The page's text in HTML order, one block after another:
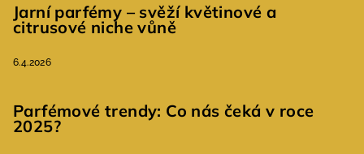
Jarní parfémy – svěží květinové a
citrusové niche vůně
6.4.2026
Parfémové trendy: Co nás čeká v roce
2025?